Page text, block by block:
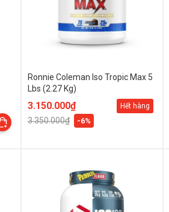
Ronnie Coleman Iso Tropic Max 5
Lbs (2.27 Kg)
3.150.000₫
3.350.000₫ -6%
Hết hàng